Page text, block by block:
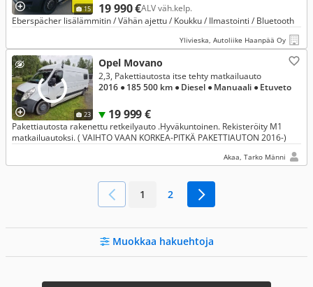
15 19 990 €ALV väh.kelp.
Eberspächer lisälämmitin / Vähän ajettu / Koukku / Ilmastointi / Bluetooth
Ylivieska, Autoliike Haanpää Oy
23
Opel Movano
19 999 €
2,3, Pakettiautosta itse tehty matkailuauto
2016 ● 185 500 km ● Diesel ● Manuaali ● Etuveto
Pakettiautosta rakenettu retkeilyauto .Hyväkuntoinen. Rekisteröity M1
matkailuautoksi. ( VAIHTO VAAN KORKEA-PITKÄ PAKETTIAUTON 2016-)
Akaa, Tarko Männi
1 2
Muokkaa hakuehtoja